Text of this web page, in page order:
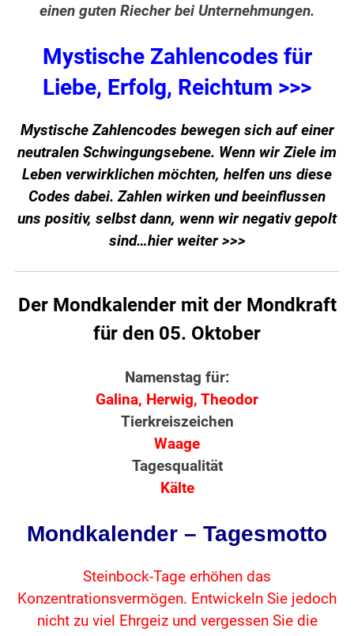
einen guten Riecher bei Unternehmungen.
Mystische Zahlencodes für
Liebe, Erfolg, Reichtum >>>
Mystische Zahlencodes bewegen sich auf einer
neutralen Schwingungsebene. Wenn wir Ziele im
Leben verwirklichen möchten, helfen uns diese
Codes dabei. Zahlen wirken und beeinflussen
uns positiv, selbst dann, wenn wir negativ gepolt
sind…hier weiter >>>
Der Mondkalender mit der Mondkraft
für den 05. Oktober
Namenstag für:
Galina, Herwig, Theodor
Tierkreiszeichen
Waage
Tagesqualität
Kälte
Mondkalender – Tagesmotto
Steinbock-Tage erhöhen das
Konzentrationsvermögen. Entwickeln Sie jedoch
nicht zu viel Ehrgeiz und vergessen Sie die